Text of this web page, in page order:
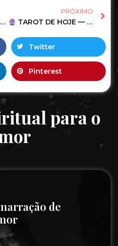
SIMPATIA INFALÍVEL | A CHAVE DE SÃO PEDRO
PRÓXIMO
TAROT DE HOJE — Mensagem Urgente do Universo Para Você! #tarot #shorts #tarotdehoje 76
Twitter
Pinterest
para o
de